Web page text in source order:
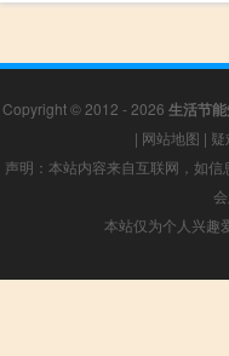
Copyright © 2012 - 2026 生活节
| 网站地图 |
声明：本站内容来自互联网，如
本站仅为个人兴趣